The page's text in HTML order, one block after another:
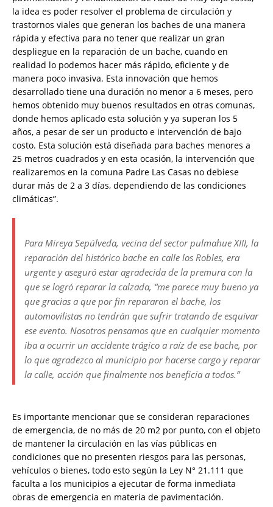
la idea es poder resolver el problema de circulación y
trastornos viales que generan los baches de una manera
rápida y efectiva para no tener que realizar un gran
despliegue en la reparación de un bache, cuando en
realidad lo podemos hacer más rápido, eficiente y de
manera poco invasiva. Esta innovación que hemos
desarrollado tiene una duración no menor a 6 meses, pero
hemos obtenido muy buenos resultados en otras comunas,
donde hemos aplicado esta solución y ya superan los 5
años, a pesar de ser un producto e intervención de bajo
costo. Esta solución está diseñada para baches menores a
25 metros cuadrados y en esta ocasión, la intervención que
realizaremos en la comuna Padre Las Casas no debiese
durar más de 2 a 3 días, dependiendo de las condiciones
climáticas”.
Para Mireya Sepúlveda, vecina del sector pulmahue XIII, la
reparación del histórico bache en calle los Robles, era
urgente y aseguró estar agradecida de la premura con la
que se logró reparar la calzada, “me parece muy bueno ya
que gracias a que por fin repararon el bache, los
automovilistas no tendrán que sufrir tratando de esquivar
ese evento. Nosotros pensamos que en cualquier momento
iba a ocurrir un accidente trágico a raíz de ese bache, por
lo que agradezco al municipio por hacerse cargo y reparar
la calle, acción que finalmente nos beneficia a todos.”
Es importante mencionar que se consideran reparaciones
de emergencia, de no más de 20 m2 por punto, con el objeto
de mantener la circulación en las vías públicas en
condiciones que no presenten riesgos para las personas,
vehículos o bienes, todo esto según la Ley N° 21.111 que
faculta a los municipios a ejecutar de forma inmediata
obras de emergencia en materia de pavimentación.